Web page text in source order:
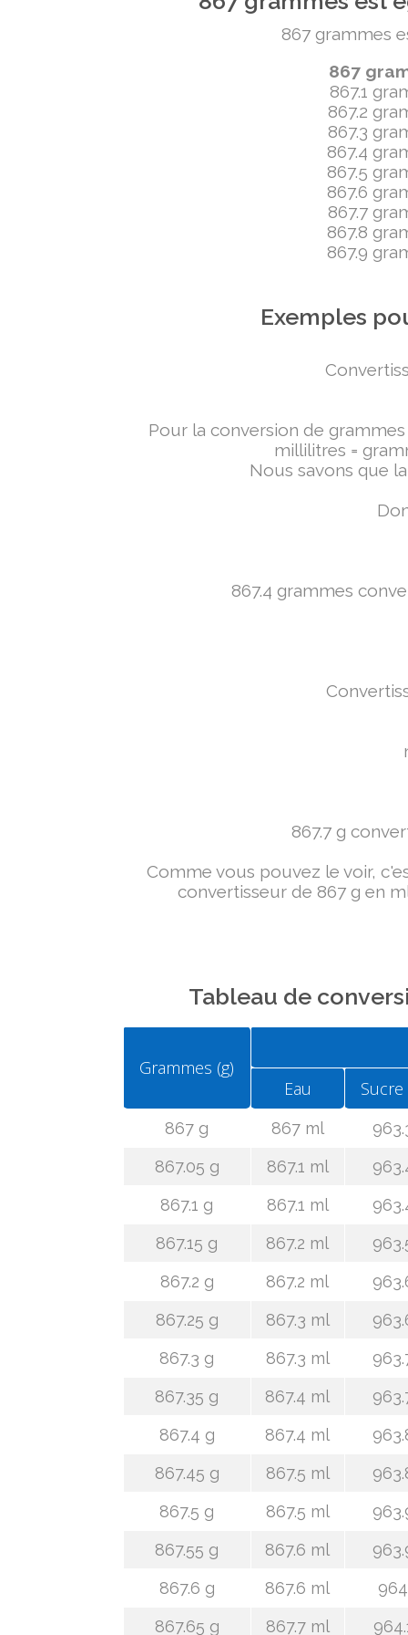
867 grammes
867
867.1
867.2
867.3
867.4
867.5
867.6
867.7
867.8
867.9
Exemples
Pour la conversion de
millilitres =
Nous savons que
867.4 grammes
867.7 g
Comme vous pouvez le voir,
convertisseur de 867 g en
Tableau de
Grammes (g)
Eau
867 g 867 ml
867.05 g
867.1 ml
867.1 g
867.1 ml
867.15 g
867.2 ml
867.2 g
867.2 ml
867.25 g
867.3 ml
867.3 g
867.3 ml
867.35 g
867.4 ml
867.4 g
867.4 ml
867.45 g
867.5 ml
867.5 g
867.5 ml
867.55 g
867.6 ml
867.6 g
867.6 ml
867.65 g
867.7 ml